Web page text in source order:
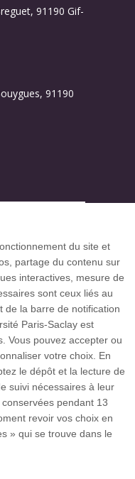
91190 Gif-
91190
(CGI)
l'Alliance
des réseaux
EUA, EUF,
du site et
partage du contenu sur
interactives, mesure de
sont ceux liés au
de la barre de notification
Paris-Saclay est
Vous pouvez accepter ou
votre choix. En
le dépôt et la lecture de
suivi nécessaires à leur
pendant 13
revoir vos choix en
» qui se trouve dans le